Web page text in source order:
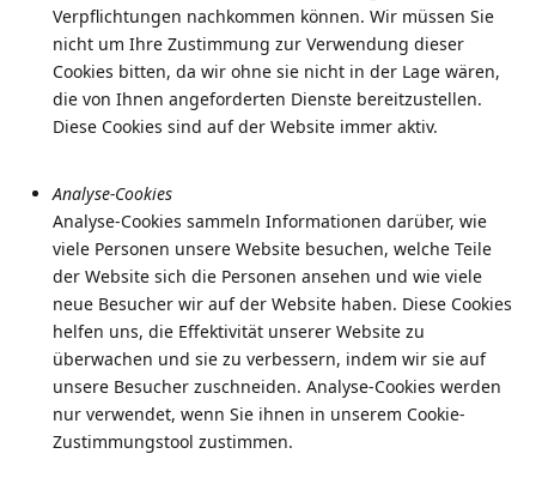
Verpflichtungen nachkommen können. Wir müssen Sie
nicht um Ihre Zustimmung zur Verwendung dieser
Cookies bitten, da wir ohne sie nicht in der Lage wären,
die von Ihnen angeforderten Dienste bereitzustellen.
Diese Cookies sind auf der Website immer aktiv.
Analyse-Cookies
Analyse-Cookies sammeln Informationen darüber, wie
viele Personen unsere Website besuchen, welche Teile
der Website sich die Personen ansehen und wie viele
neue Besucher wir auf der Website haben. Diese Cookies
helfen uns, die Effektivität unserer Website zu
überwachen und sie zu verbessern, indem wir sie auf
unsere Besucher zuschneiden. Analyse-Cookies werden
nur verwendet, wenn Sie ihnen in unserem Cookie-
Zustimmungstool zustimmen.